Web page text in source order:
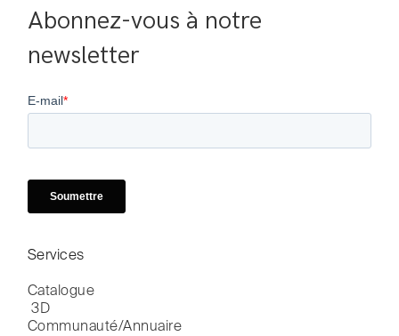
Abonnez-vous à notre
newsletter
Services
Catalogue
3D
Communauté/Annuaire